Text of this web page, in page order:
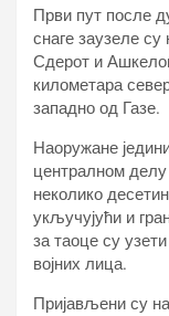
Први пут после
снаге заузеле
Сдерот и
километара
западно од Газе.
Наоружане
централном
неколико
укључујући и
за таоце су
војних лица.
Пријављени су